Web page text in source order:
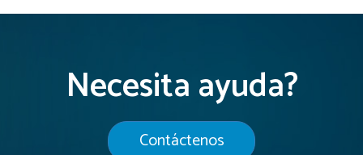
Necesita ayuda?
Contáctenos